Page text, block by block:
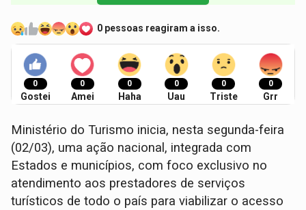
0 pessoas reagiram a isso.
0
Gostei
0
Amei
0
Haha
0
Uau
0
Triste
0
Grr
Ministério do Turismo inicia, nesta segunda-feira
(02/03), uma ação nacional, integrada com
Estados e municípios, com foco exclusivo no
atendimento aos prestadores de serviços
turísticos de todo o país para viabilizar o acesso